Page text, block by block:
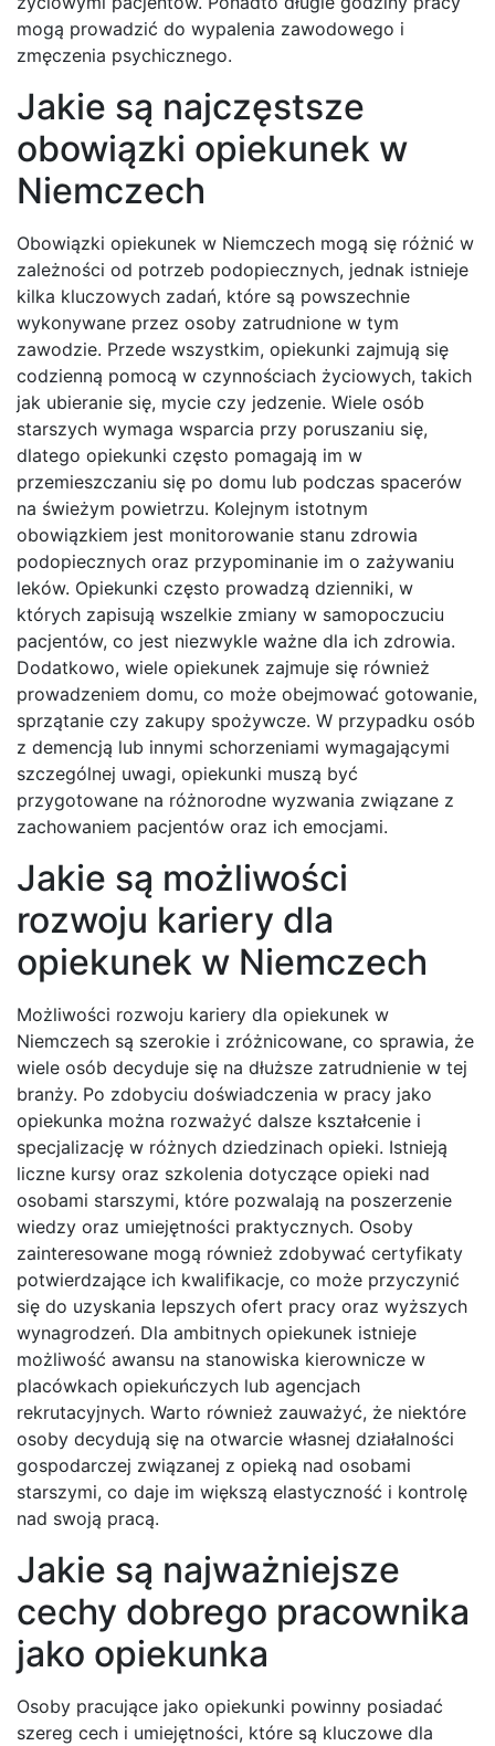
mogą prowadzić do wypalenia zawodowego i
zmęczenia psychicznego.
Jakie są najczęstsze
obowiązki opiekunek w
Niemczech
Obowiązki opiekunek w Niemczech mogą się różnić w
zależności od potrzeb podopiecznych, jednak istnieje
kilka kluczowych zadań, które są powszechnie
wykonywane przez osoby zatrudnione w tym
zawodzie. Przede wszystkim, opiekunki zajmują się
codzienną pomocą w czynnościach życiowych, takich
jak ubieranie się, mycie czy jedzenie. Wiele osób
starszych wymaga wsparcia przy poruszaniu się,
dlatego opiekunki często pomagają im w
przemieszczaniu się po domu lub podczas spacerów
na świeżym powietrzu. Kolejnym istotnym
obowiązkiem jest monitorowanie stanu zdrowia
podopiecznych oraz przypominanie im o zażywaniu
leków. Opiekunki często prowadzą dzienniki, w
których zapisują wszelkie zmiany w samopoczuciu
pacjentów, co jest niezwykle ważne dla ich zdrowia.
Dodatkowo, wiele opiekunek zajmuje się również
prowadzeniem domu, co może obejmować gotowanie,
sprzątanie czy zakupy spożywcze. W przypadku osób
z demencją lub innymi schorzeniami wymagającymi
szczególnej uwagi, opiekunki muszą być
przygotowane na różnorodne wyzwania związane z
zachowaniem pacjentów oraz ich emocjami.
Jakie są możliwości
rozwoju kariery dla
opiekunek w Niemczech
Możliwości rozwoju kariery dla opiekunek w
Niemczech są szerokie i zróżnicowane, co sprawia, że
wiele osób decyduje się na dłuższe zatrudnienie w tej
branży. Po zdobyciu doświadczenia w pracy jako
opiekunka można rozważyć dalsze kształcenie i
specjalizację w różnych dziedzinach opieki. Istnieją
liczne kursy oraz szkolenia dotyczące opieki nad
osobami starszymi, które pozwalają na poszerzenie
wiedzy oraz umiejętności praktycznych. Osoby
zainteresowane mogą również zdobywać certyfikaty
potwierdzające ich kwalifikacje, co może przyczynić
się do uzyskania lepszych ofert pracy oraz wyższych
wynagrodzeń. Dla ambitnych opiekunek istnieje
możliwość awansu na stanowiska kierownicze w
placówkach opiekuńczych lub agencjach
rekrutacyjnych. Warto również zauważyć, że niektóre
osoby decydują się na otwarcie własnej działalności
gospodarczej związanej z opieką nad osobami
starszymi, co daje im większą elastyczność i kontrolę
nad swoją pracą.
Jakie są najważniejsze
cechy dobrego pracownika
jako opiekunka
Osoby pracujące jako opiekunki powinny posiadać
szereg cech i umiejętności, które są kluczowe dla